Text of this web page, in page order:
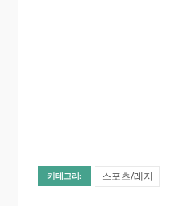
카테고리: 스포츠/레저